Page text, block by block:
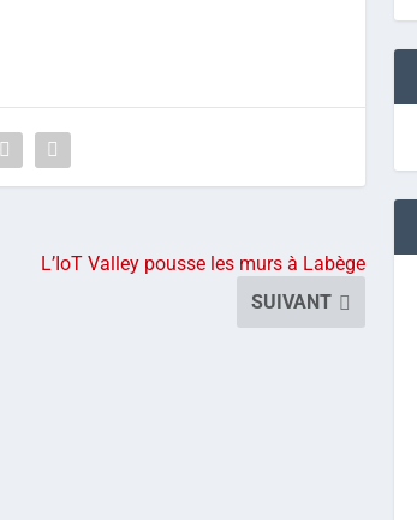
L’IoT Valley pousse les murs à Labège
SUIVANT